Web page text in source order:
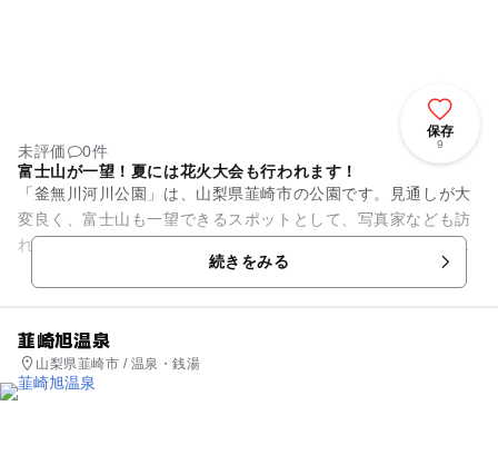
保存
9
未評価
0件
富士山が一望！夏には花火大会も行われます！
「釜無川河川公園」は、山梨県韮崎市の公園です。見通しが大
変良く、富士山も一望できるスポットとして、写真家なども訪
れています。園内は野球場やゲートボール場もあり、スポーツ
も楽しめ、噴水施設などで水...続きをみる
韮崎旭温泉
山梨県韮崎市 / 温泉・銭湯